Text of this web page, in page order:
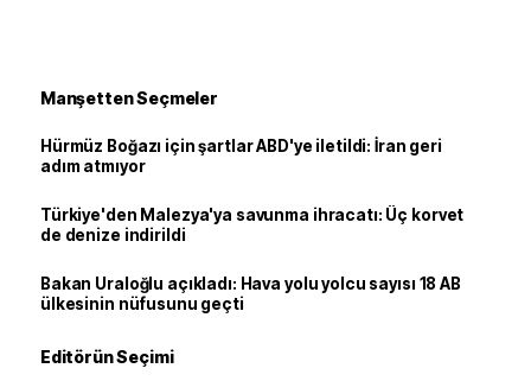
Manşetten Seçmeler
Hürmüz Boğazı için şartlar ABD'ye iletildi: İran geri
adım atmıyor
Türkiye'den Malezya'ya savunma ihracatı: Üç korvet
de denize indirildi
Bakan Uraloğlu açıkladı: Hava yolu yolcu sayısı 18 AB
ülkesinin nüfusunu geçti
Editörün Seçimi